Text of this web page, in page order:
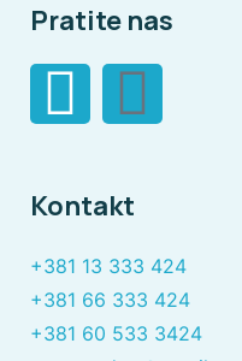
Pratite nas
Kontakt
+381 13 333 424
+381 66 333 424
+381 60 533 3424